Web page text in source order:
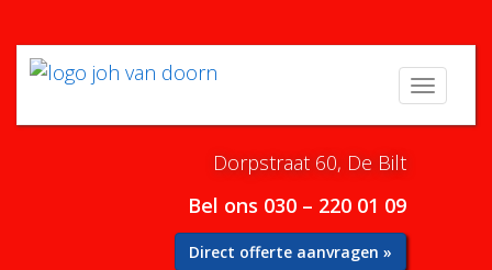
Menu
Dorpstraat 60, De Bilt
Bel ons 030 – 220 01 09
Direct offerte aanvragen »